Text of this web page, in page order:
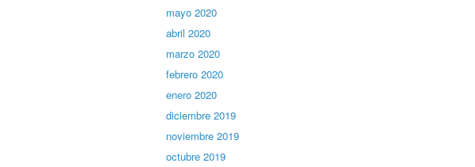
mayo 2020
abril 2020
marzo 2020
febrero 2020
enero 2020
diciembre 2019
noviembre 2019
octubre 2019